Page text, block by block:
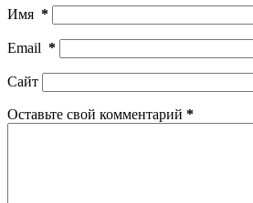
Имя *
Email *
Сайт
Оставьте свой комментарий *